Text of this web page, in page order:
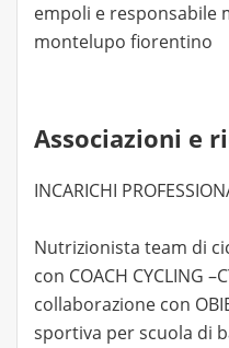
empoli e responsabile
montelupo fiorentino
Associazioni e
INCARICHI
Nutrizionista team di
con COACH CYCLING
collaborazione con
sportiva per scuola di